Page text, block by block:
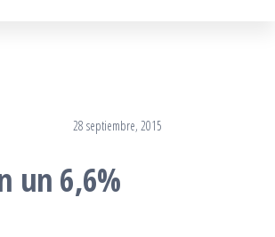
28 septiembre, 2015
un 6,6%